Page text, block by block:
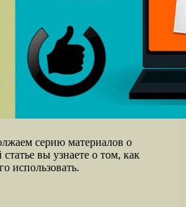
серию материалов о
вы узнаете о том, как
использовать.